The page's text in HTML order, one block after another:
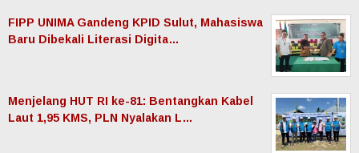
FIPP UNIMA Gandeng KPID Sulut, Mahasiswa
Baru Dibekali Literasi Digita…
Menjelang HUT RI ke-81: Bentangkan Kabel
Laut 1,95 KMS, PLN Nyalakan L…